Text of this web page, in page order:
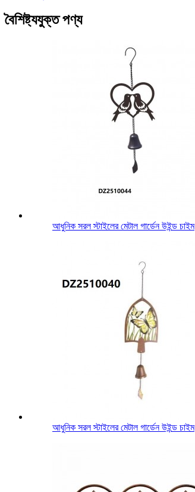
বৈশিষ্ট্যযুক্ত পণ্য
আধুনিক সরল স্টাইলের মেটাল গার্ডেন উইন্ড চাইম
আধুনিক সরল স্টাইলের মেটাল গার্ডেন উইন্ড চাইম